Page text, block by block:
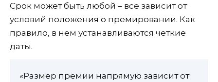
Срок может быть любой – все зависит от
условий положения о премировании. Как
правило, в нем устанавливаются четкие
даты.
«Размер премии напрямую зависит от